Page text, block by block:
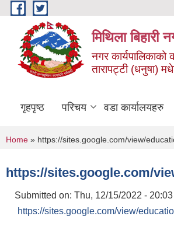
Skip to main content
मिथिला बिहारी
नगर कार्यपालिकाको
तारापट्टी (धनुषा)
गृहपृष्ठ परिचय वडा कार्यालयहरु
You are here
Home » https://sites.google.com/view/
https://sites.google.com/
Submitted on: Thu, 12/15/2022 - 20:03
https://sites.google.com/view/